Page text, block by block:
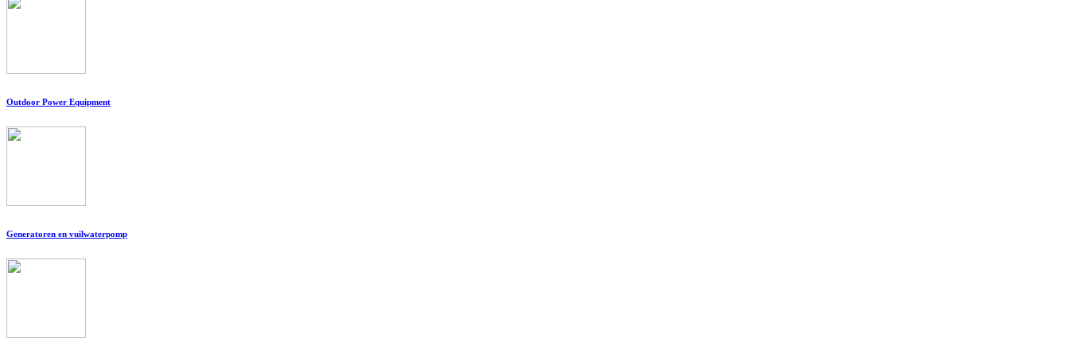
Outdoor Power Equipment
Generatoren en vuilwaterpomp